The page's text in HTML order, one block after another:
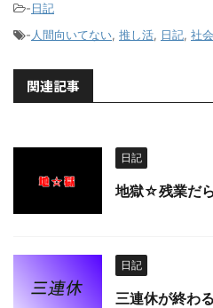
-日記
- 人間向いてない, 推し活, 日記, 社
関連記事
日記
地獄☆残業だ
日記
三連休が終わ